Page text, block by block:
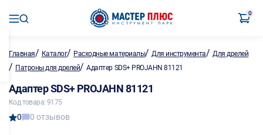
0
Главная/ Каталог/ Расходные материалы/Для инструмента/ Для дрелей
/ Патроны для дрелей/Адаптер SDS+ PROJAHN 81121
Адаптер SDS+ PROJAHN 81121
Код товара: 9175
0 0 отзывов